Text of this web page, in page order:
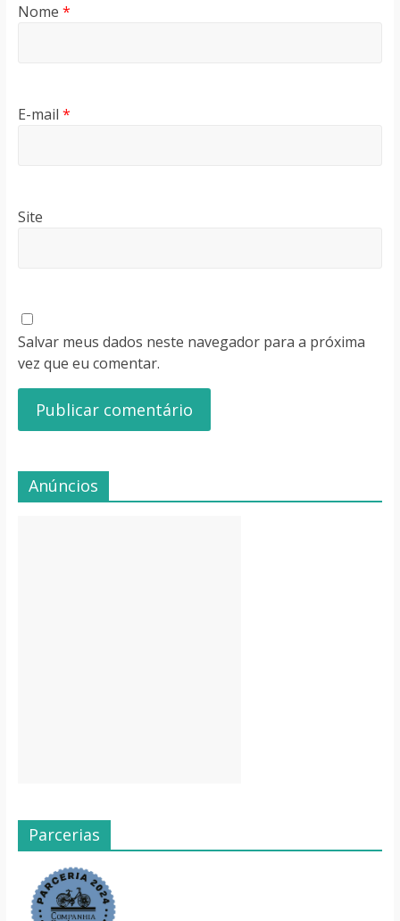
Nome *
E-mail *
Site
Salvar meus dados neste navegador para a próxima
vez que eu comentar.
Anúncios
Parcerias